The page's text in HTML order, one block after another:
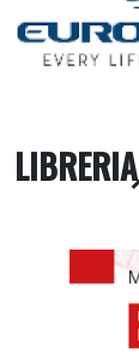
LIBRERIA